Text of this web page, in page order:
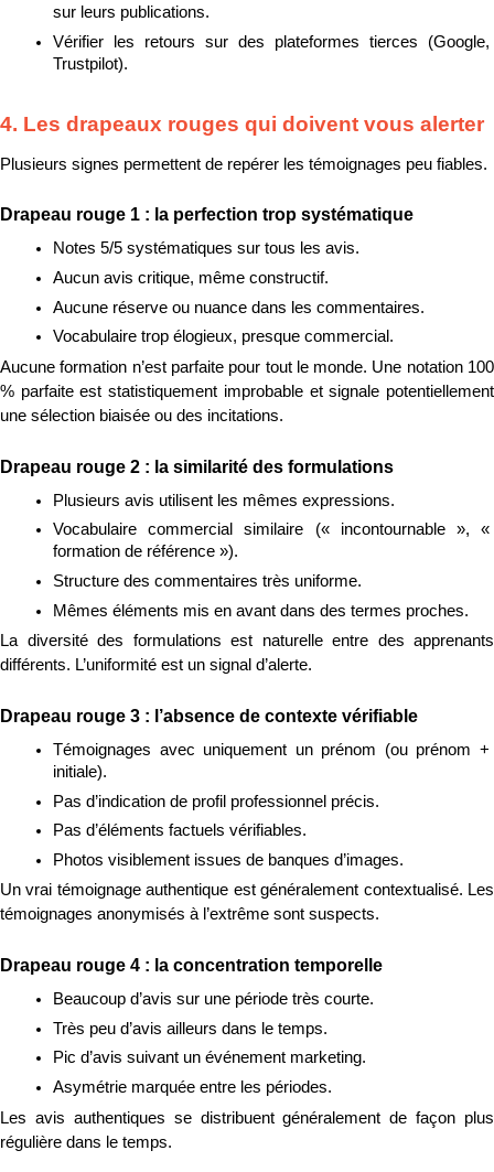
sur leurs publications.
Vérifier les retours sur des plateformes tierces (Google,
Trustpilot).
4. Les drapeaux rouges qui doivent vous alerter
Plusieurs signes permettent de repérer les témoignages peu fiables.
Drapeau rouge 1 : la perfection trop systématique
Notes 5/5 systématiques sur tous les avis.
Aucun avis critique, même constructif.
Aucune réserve ou nuance dans les commentaires.
Vocabulaire trop élogieux, presque commercial.
Aucune formation n’est parfaite pour tout le monde. Une notation 100
% parfaite est statistiquement improbable et signale potentiellement
une sélection biaisée ou des incitations.
Drapeau rouge 2 : la similarité des formulations
Plusieurs avis utilisent les mêmes expressions.
Vocabulaire commercial similaire (« incontournable », «
formation de référence »).
Structure des commentaires très uniforme.
Mêmes éléments mis en avant dans des termes proches.
La diversité des formulations est naturelle entre des apprenants
différents. L’uniformité est un signal d’alerte.
Drapeau rouge 3 : l’absence de contexte vérifiable
Témoignages avec uniquement un prénom (ou prénom +
initiale).
Pas d’indication de profil professionnel précis.
Pas d’éléments factuels vérifiables.
Photos visiblement issues de banques d’images.
Un vrai témoignage authentique est généralement contextualisé. Les
témoignages anonymisés à l’extrême sont suspects.
Drapeau rouge 4 : la concentration temporelle
Beaucoup d’avis sur une période très courte.
Très peu d’avis ailleurs dans le temps.
Pic d’avis suivant un événement marketing.
Asymétrie marquée entre les périodes.
Les avis authentiques se distribuent généralement de façon plus
régulière dans le temps.